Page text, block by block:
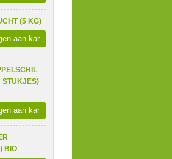
(5 KG)
aan kar
STUKJES)
aan kar
BIO